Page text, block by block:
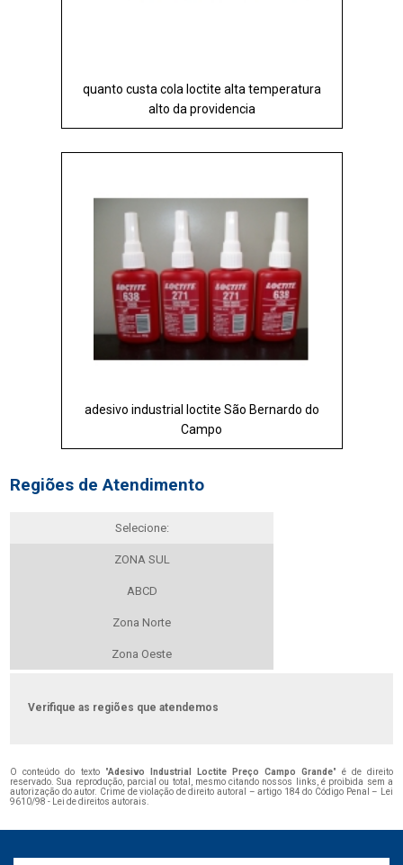
quanto custa cola loctite alta temperatura
alto da providencia
adesivo industrial loctite São Bernardo do
Campo
Regiões de Atendimento
Selecione:
ZONA SUL
ABCD
Zona Norte
Zona Oeste
Verifique as regiões que atendemos
O conteúdo do texto "Adesivo Industrial Loctite Preço Campo Grande" é de direito
reservado. Sua reprodução, parcial ou total, mesmo citando nossos links, é proibida sem a
autorização do autor. Crime de violação de direito autoral – artigo 184 do Código Penal – Lei
9610/98 - Lei de direitos autorais.